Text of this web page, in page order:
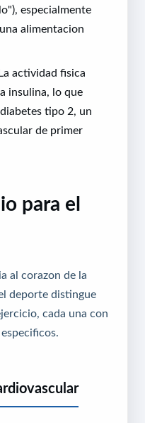
especialmente
alimentacion
actividad fisica
insulina, lo que
tipo 2, un
de primer
para el
al corazon de la
deporte distingue
cada una con